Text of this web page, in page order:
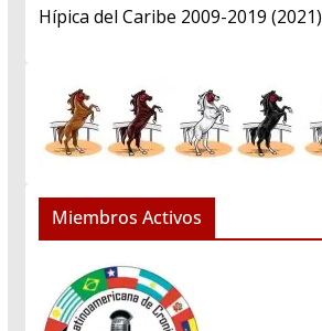
Hípica del Caribe 2009-2019 (2021)
Miembros Activos